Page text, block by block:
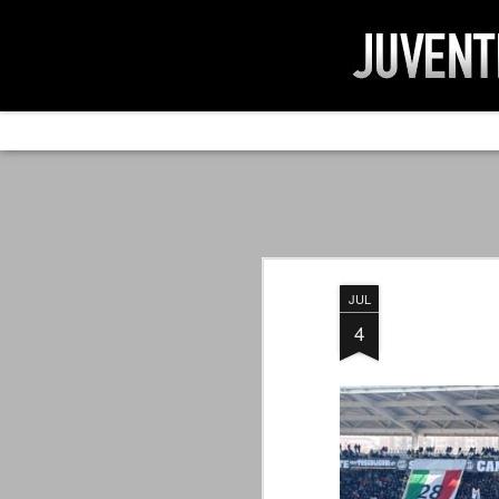
JUL
4
Ed infatti, per chi ricorda le convulse
davvero impresa impossibile quella di
erano abbattuti sulla Juventus.
PER UNA VERITÀ
STORICA
Cari amici, l'avventura che
abbiamo iniziato il 5 maggio 2007